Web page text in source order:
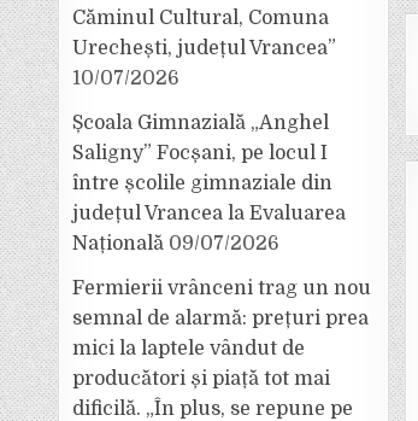
Căminul Cultural, Comuna
Urechești, județul Vrancea”
10/07/2026
Școala Gimnazială „Anghel
Saligny” Focșani, pe locul I
între școlile gimnaziale din
județul Vrancea la Evaluarea
Națională 09/07/2026
Fermierii vrânceni trag un nou
semnal de alarmă: prețuri prea
mici la laptele vândut de
producători și piață tot mai
dificilă. „În plus, se repune pe